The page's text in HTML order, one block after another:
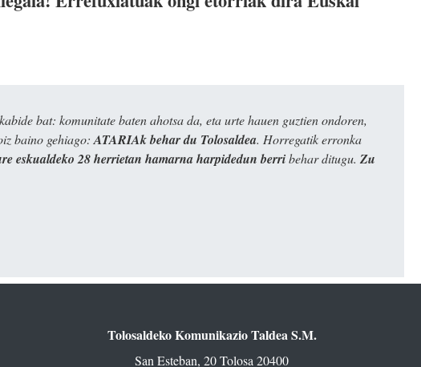
bat: komunitate baten ahotsa da, eta urte hauen guztien ondoren,
baino gehiago:ATARIAk behar du Tolosaldea. Horregatik erronka
eskualdeko 28 herrietan hamarna harpidedun berribehar ditugu. Zu
Tolosaldeko Komunikazio Taldea S.M.
San Esteban, 20 Tolosa 20400